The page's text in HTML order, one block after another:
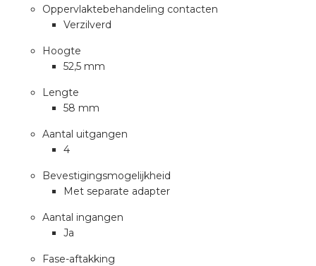
Oppervlaktebehandeling contacten
Verzilverd
Hoogte
52,5 mm
Lengte
58 mm
Aantal uitgangen
4
Bevestigingsmogelijkheid
Met separate adapter
Aantal ingangen
Ja
Fase-aftakking